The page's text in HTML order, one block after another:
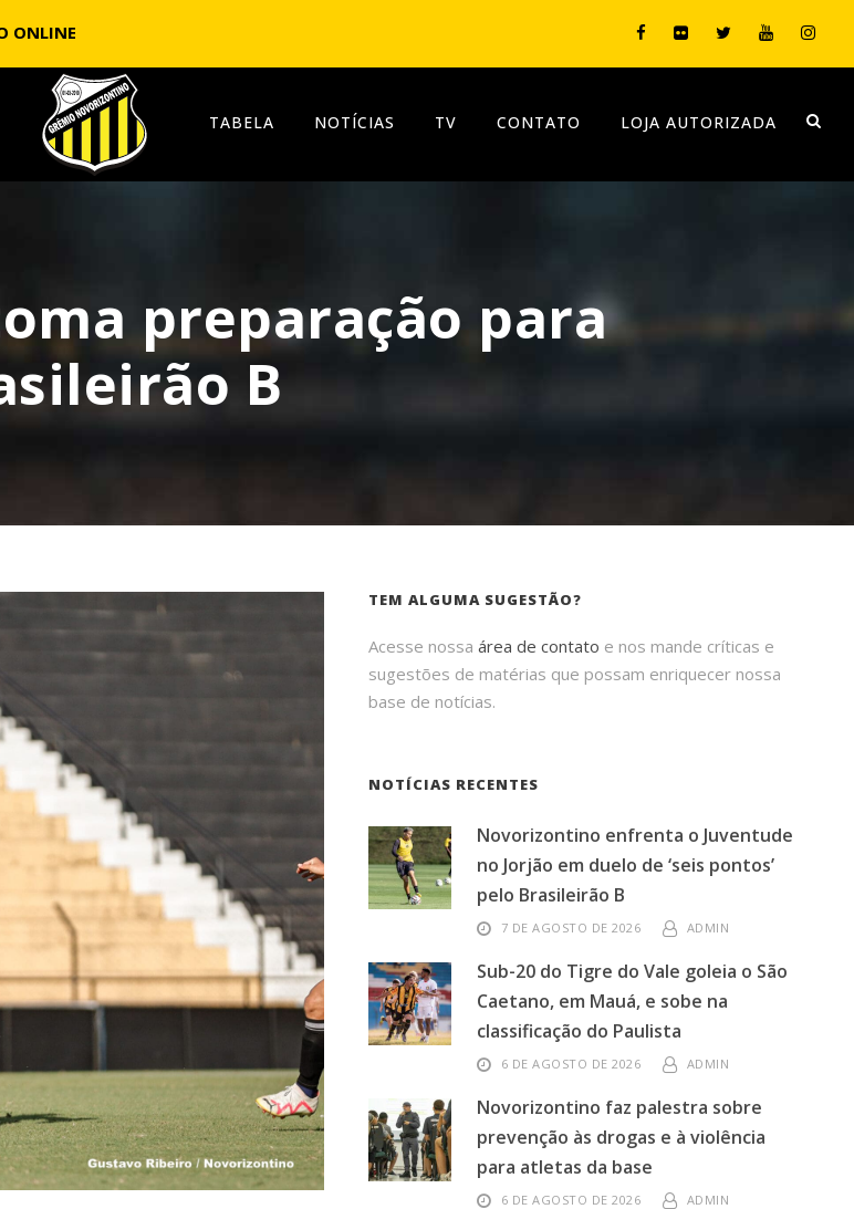
ONLINE
TABELA NOTÍCIAS TV CONTATO LOJA AUTORIZADA
preparação para
B
TEM ALGUMA SUGESTÃO?
Acesse nossaárea de contato e nos mande críticas e
sugestões de matérias que possam enriquecer nossa
base de notícias.
NOTÍCIAS RECENTES
Novorizontino enfrenta o Juventude
no Jorjão em duelo de ‘seis pontos’
pelo Brasileirão B
7 DE AGOSTO DE 2026 ADMIN
Sub-20 do Tigre do Vale goleia o São
Caetano, em Mauá, e sobe na
classificação do Paulista
6 DE AGOSTO DE 2026 ADMIN
Novorizontino faz palestra sobre
prevenção às drogas e à violência
para atletas da base
6 DE AGOSTO DE 2026 ADMIN